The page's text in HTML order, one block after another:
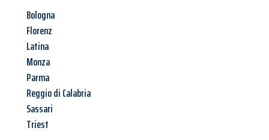
Bologna
Florenz
Latina
Monza
Parma
Reggio di Calabria
Sassari
Triest